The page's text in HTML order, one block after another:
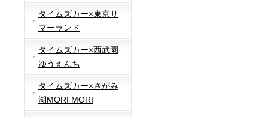
タイムズカー×東京サ
マーランド
タイムズカー×西武園
ゆうえんち
タイムズカー×さがみ
湖MORI MORI